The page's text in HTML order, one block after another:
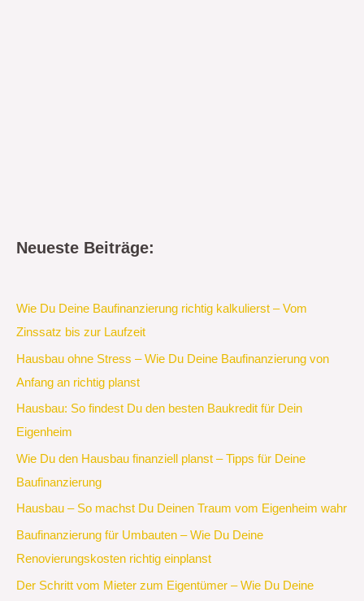
Neueste Beiträge:
Wie Du Deine Baufinanzierung richtig kalkulierst – Vom
Zinssatz bis zur Laufzeit
Hausbau ohne Stress – Wie Du Deine Baufinanzierung von
Anfang an richtig planst
Hausbau: So findest Du den besten Baukredit für Dein
Eigenheim
Wie Du den Hausbau finanziell planst – Tipps für Deine
Baufinanzierung
Hausbau – So machst Du Deinen Traum vom Eigenheim wahr
Baufinanzierung für Umbauten – Wie Du Deine
Renovierungskosten richtig einplanst
Der Schritt vom Mieter zum Eigentümer – Wie Du Deine